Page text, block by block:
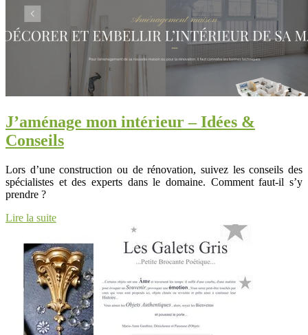
J’aménage mon intérieur – Idées &
Conseils
Lors d’une construction ou de rénovation, suivez les conseils des
spécialistes et des experts dans le domaine. Comment faut-il s’y
prendre ?
Lire la suite